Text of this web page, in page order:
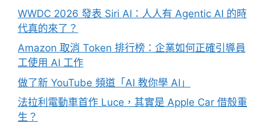
WWDC 2026 發表 Siri AI：人人有 Agentic AI 的時
代真的來了？
Amazon 取消 Token 排行榜：企業如何正確引導員
工使用 AI 工作
做了新 YouTube 頻道「AI 教你學 AI」
法拉利電動車首作 Luce，其實是 Apple Car 借殼重
生？